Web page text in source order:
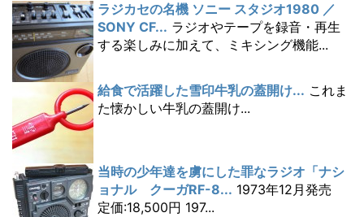
ラジカセの名機 ソニー スタジオ1980 ／
SONY CF... ラジオやテープを録音・再生
する楽しみに加えて、ミキシング機能...
給食で活躍した雪印牛乳の蓋開け... これま
た懐かしい牛乳の蓋開け...
当時の少年達を虜にした罪なラジオ「ナシ
ョナル クーガRF-8... 1973年12月発売
定価:18,500円 197...